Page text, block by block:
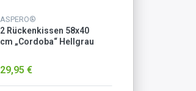
ASPERO®
2 Rückenkissen 58x40
cm „Cordoba“ Hellgrau
29,95 €